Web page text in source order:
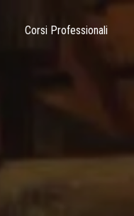
Corsi Professionali